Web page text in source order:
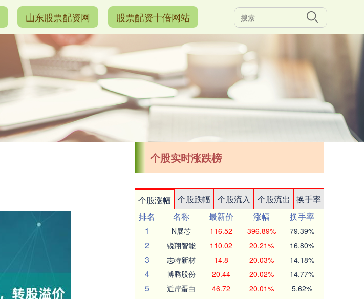
山东股票配资网 股票配资十倍网站
个股实时涨跌榜
个股涨幅 个股跌幅 个股流入 个股流出
换手率
排名
名称 最新价 涨幅
换手率
1
N展芯 116.52 396.89% 79.39%
2 锐翔智能 110.02 20.21% 16.80%
3 志特新材 14.8 20.03% 14.18%
4 博腾股份 20.44 20.02% 14.77%
5 近岸蛋白 46.72 20.01% 5.62%